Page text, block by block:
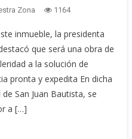
Zona 1164
inmueble, la presidenta
que será una obra de
a la solución de
pronta y expedita En dicha
San Juan Bautista, se
a […]